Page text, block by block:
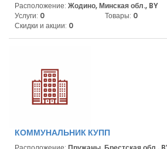
Расположение: Жодино, Минская обл., BY
Услуги: 0 Товары: 0
Скидки и акции: 0
КОММУНАЛЬНИК КУПП